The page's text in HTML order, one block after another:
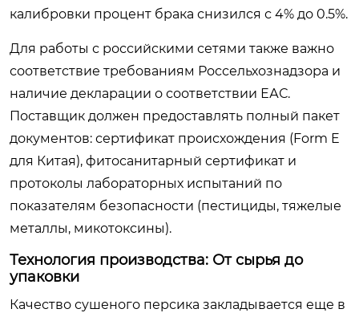
калибровки процент брака снизился с 4% до 0.5%.
Для работы с российскими сетями также важно
соответствие требованиям Россельхознадзора и
наличие декларации о соответствии ЕАС.
Поставщик должен предоставлять полный пакет
документов: сертификат происхождения (Form E
для Китая), фитосанитарный сертификат и
протоколы лабораторных испытаний по
показателям безопасности (пестициды, тяжелые
металлы, микотоксины).
Технология производства: От сырья до
упаковки
Качество сушеного персика закладывается еще в